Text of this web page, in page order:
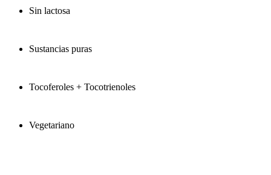
Sin lactosa
Sustancias puras
Tocoferoles + Tocotrienoles
Vegetariano